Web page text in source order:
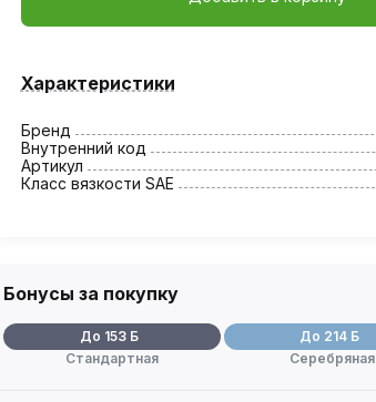
Характеристики
Бренд
Внутренний код
Артикул
Класс вязкости SAE
Бонусы за покупку
До 153 Б
Стандартная
До 214 Б
Серебряная